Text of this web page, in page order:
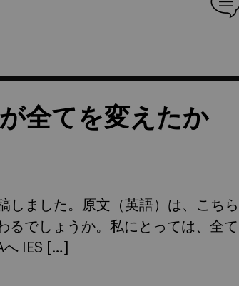
全てを変えたか
しました。原文（英語）は、こちら
るでしょうか。私にとっては、全て
IES […]